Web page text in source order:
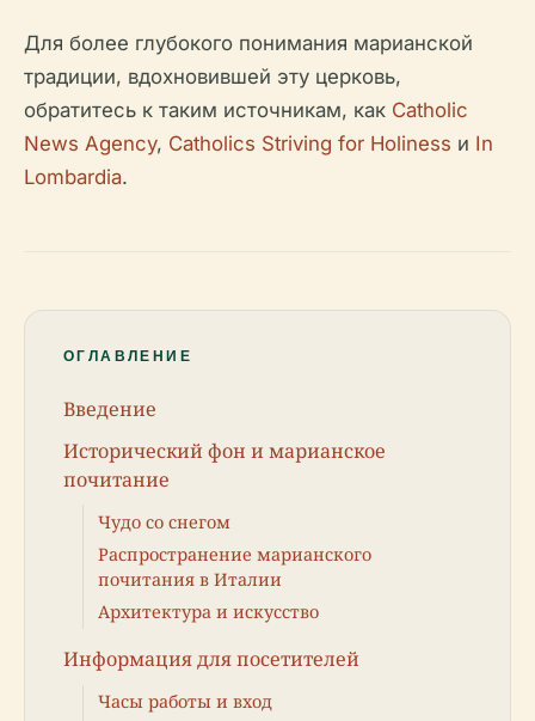
Для более глубокого понимания марианской
традиции, вдохновившей эту церковь,
обратитесь к таким источникам, как Catholic
News Agency, Catholics Striving for Holiness и In
Lombardia.
ОГЛАВЛЕНИЕ
Введение
Исторический фон и марианское
почитание
Чудо со снегом
Распространение марианского
почитания в Италии
Архитектура и искусство
Информация для посетителей
Часы работы и вход